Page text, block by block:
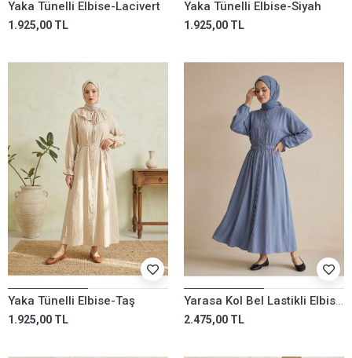
Yaka Tünelli Elbise-Lacivert
1.925,00 TL
Yaka Tünelli Elbise-Siyah
1.925,00 TL
Yaka Tünelli Elbise-Taş
1.925,00 TL
Yarasa Kol Bel Lastikli Elbise-İndigo
2.475,00 TL